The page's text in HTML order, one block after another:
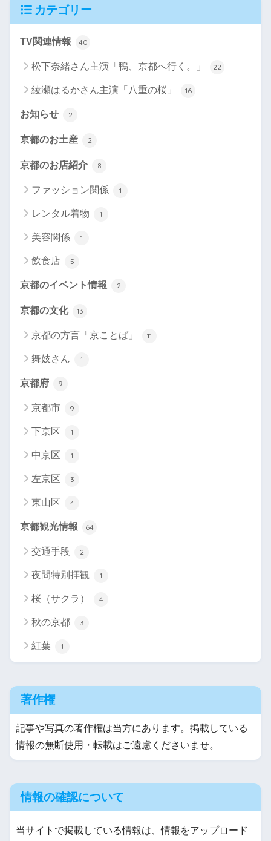
カテゴリー
TV関連情報 40
松下奈緒さん主演「鴨、京都へ行く。」 22
綾瀬はるかさん主演「八重の桜」 16
お知らせ 2
京都のお土産 2
京都のお店紹介 8
ファッション関係 1
レンタル着物 1
美容関係 1
飲食店 5
京都のイベント情報 2
京都の文化 13
京都の方言「京ことば」 11
舞妓さん 1
京都府 9
京都市 9
下京区 1
中京区 1
左京区 3
東山区 4
京都観光情報 64
交通手段 2
夜間特別拝観 1
桜（サクラ） 4
秋の京都 3
紅葉 1
著作権
記事や写真の著作権は当方にあります。掲載している
情報の無断使用・転載はご遠慮くださいませ。
情報の確認について
当サイトで掲載している情報は、情報をアップロード